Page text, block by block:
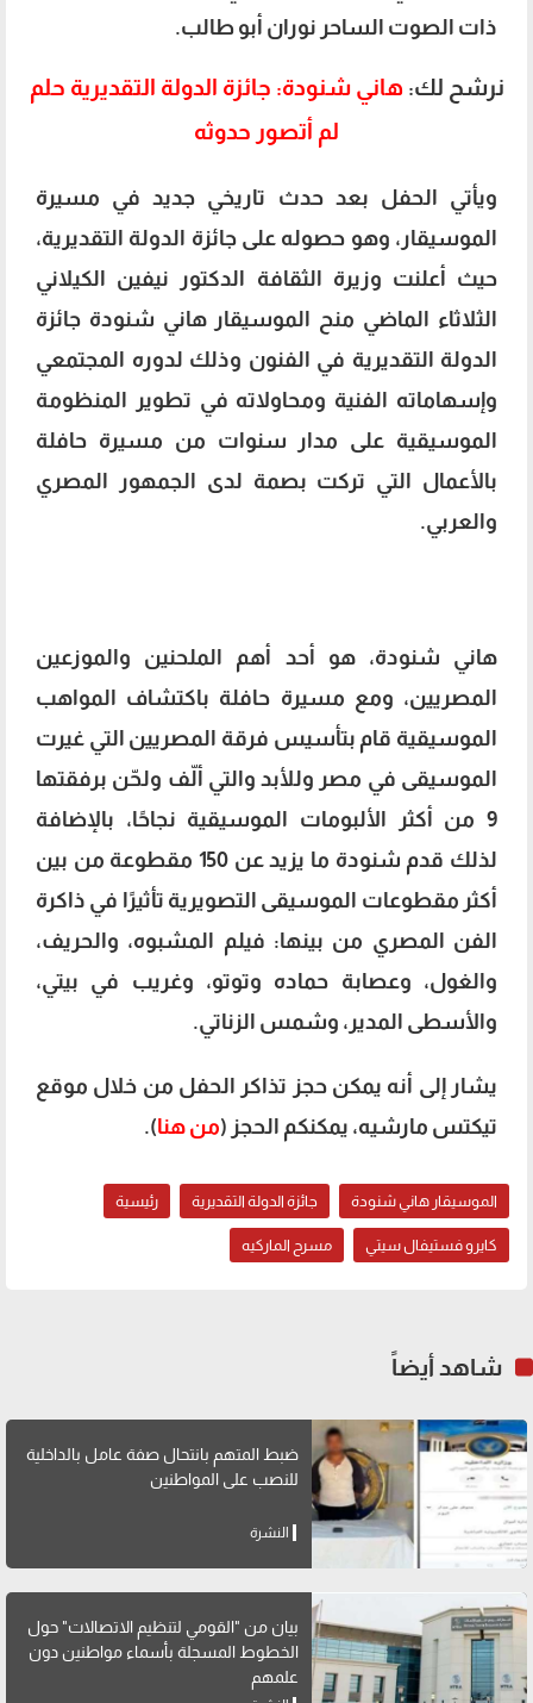
ذات الصوت الساحر نوران أبو طالب.
نرشح لك: هاني شنودة: جائزة الدولة التقديرية حلم
لم أتصور حدوثه
ويأتي الحفل بعد حدث تاريخي جديد في مسيرة
الموسيقار، وهو حصوله على جائزة الدولة التقديرية،
حيث أعلنت وزيرة الثقافة الدكتور نيفين الكيلاني
الثلاثاء الماضي منح الموسيقار هاني شنودة جائزة
الدولة التقديرية في الفنون وذلك لدوره المجتمعي
وإسهاماته الفنية ومحاولاته في تطوير المنظومة
الموسيقية على مدار سنوات من مسيرة حافلة
بالأعمال التي تركت بصمة لدى الجمهور المصري
والعربي.
هاني شنودة، هو أحد أهم الملحنين والموزعين
المصريين، ومع مسيرة حافلة باكتشاف المواهب
الموسيقية قام بتأسيس فرقة المصريين التي غيرت
الموسيقى في مصر وللأبد والتي ألّف ولحّن برفقتها
9 من أكثر الألبومات الموسيقية نجاحًا، بالإضافة
لذلك قدم شنودة ما يزيد عن 150 مقطوعة من بين
أكثر مقطوعات الموسيقى التصويرية تأثيرًا في ذاكرة
الفن المصري من بينها: فيلم المشبوه، والحريف،
والغول، وعصابة حماده وتوتو، وغريب في بيتي،
والأسطى المدير، وشمس الزناتي.
يشار إلى أنه يمكن حجز تذاكر الحفل من خلال موقع
تيكتس مارشيه، يمكنكم الحجز (من هنا).
الموسيقار هاني شنودة جائزة الدولة التقديرية رئيسية
كايرو فستيفال سيتي مسرح الماركيه
شاهد أيضاً
ضبط المتهم بانتحال صفة عامل بالداخلية
للنصب على المواطنين
النشرة
بيان من "القومي لتنظيم الاتصالات" حول
الخطوط المسجلة بأسماء مواطنين دون
علمهم